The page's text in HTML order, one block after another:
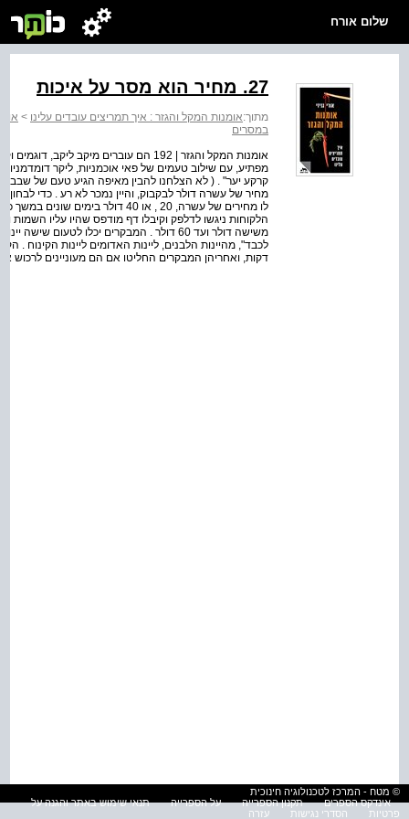
שלום אורח
27. מחיר הוא מסר על איכות
מתוך:אומנות המקל והגזר : איך תמריצים עובדים עלינו >
במסרים
מפתיע, עם שילוב טעמים של פאי אוכמניות, ליקר
קרקע יער" . ( לא הצלחנו להבין מאיפה הגיע טעם של שבבי
מחיר של עשרה דולר לבקבוק, והיין נמכר לא רע . כדי
לו מחירים של עשרה, 20 , או 40 דולר
הלקוחות ניגשו לדלפק וקיבלו דף מודפס שהיו עליו השמות
משישה דולר ועד 60 דולר . המבקרים יכלו
דקות, ואחריהן המבקרים החליטו אם הם מעוניינים לרכוש
© מטח - המרכז לטכנולוגיה חינוכית
אינדקס הספרים
תקנון הספרייה על הספרייה
תנאי שימוש באתר והגנה על
פרטיות
הסדרי נגישות עזרה